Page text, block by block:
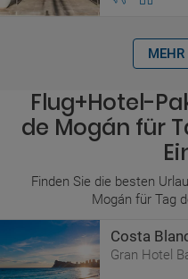
MEHR
Flug+Hotel-
de Mogán für
Finden Sie die besten
Mogán für Tag
Costa
Gran Hotel